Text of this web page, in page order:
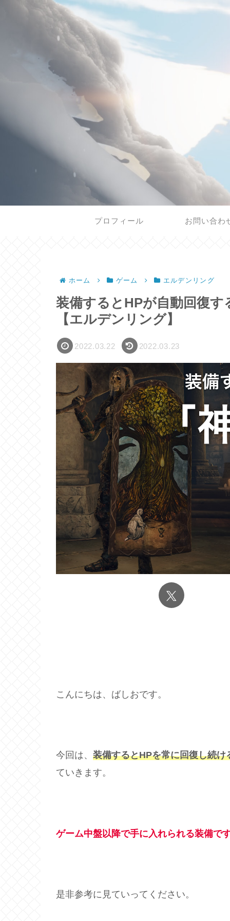
プロフィール お問い合わ
ホーム ゲーム エルデンリング
装備するとHPが自動回復す
【エルデンリング】
2022.03.22 2022.03.23
こんにちは、ばしおです。
今回は、 装備するとHPを常に回復し続
ていきます。
ゲーム中盤以降で手に入れられる装備で
是非参考に見ていってください。